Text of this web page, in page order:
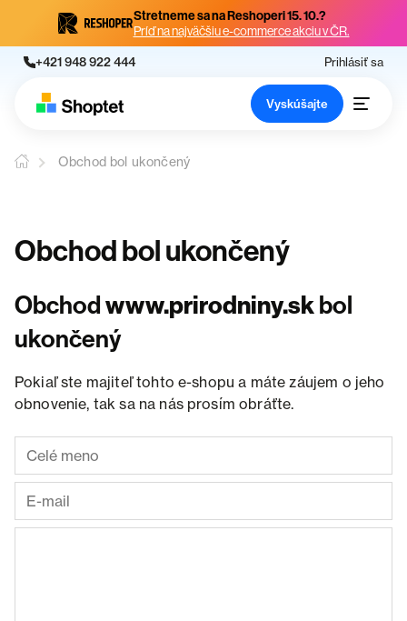
Stretneme sa na Reshoperi 15. 10.?
Príď na najväčšiu e-commerce akciu v ČR.
+421 948 922 444 Prihlásiť sa
Vyskúšajte
Obchod bol ukončený
Obchod bol ukončený
Obchodwww.prirodniny.skbol
ukončený
Pokiaľ ste majiteľ tohto e-shopu a máte záujem o jeho
obnovenie, tak sa na nás prosím obráťte.